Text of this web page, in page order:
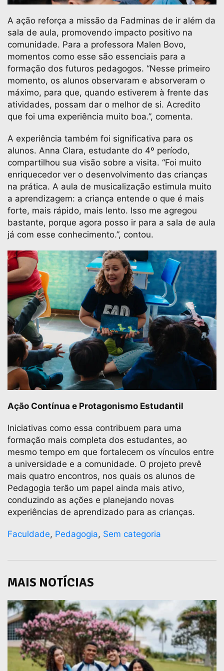
A ação reforça a missão da Fadminas de ir além da
sala de aula, promovendo impacto positivo na
comunidade. Para a professora Malen Bovo,
momentos como esse são essenciais para a
formação dos futuros pedagogos. “Nesse primeiro
momento, os alunos observaram e absorveram o
máximo, para que, quando estiverem à frente das
atividades, possam dar o melhor de si. Acredito
que foi uma experiência muito boa.”, comenta.
A experiência também foi significativa para os
alunos. Anna Clara, estudante do 4º período,
compartilhou sua visão sobre a visita. “Foi muito
enriquecedor ver o desenvolvimento das crianças
na prática. A aula de musicalização estimula muito
a aprendizagem: a criança entende o que é mais
forte, mais rápido, mais lento. Isso me agregou
bastante, porque agora posso ir para a sala de aula
já com esse conhecimento.”, contou.
Ação Contínua e Protagonismo Estudantil
Iniciativas como essa contribuem para uma
formação mais completa dos estudantes, ao
mesmo tempo em que fortalecem os vínculos entre
a universidade e a comunidade. O projeto prevê
mais quatro encontros, nos quais os alunos de
Pedagogia terão um papel ainda mais ativo,
conduzindo as ações e planejando novas
experiências de aprendizado para as crianças.
Faculdade, Pedagogia, Sem categoria
MAIS NOTÍCIAS